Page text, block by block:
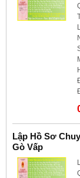
Lập Hồ Sơ
Gò Vấp